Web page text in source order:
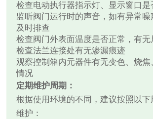
检查电动执行器指示灯、显示窗口是
监听阀门运行时的声音，如有异常
及时排查
检查阀门外表面温度是否正常，有无
检查法兰连接处有无渗漏痕迹
观察控制箱内元器件有无变色、烧焦
情况
定期维护周期：
根据使用环境的不同，建议按照以下
维护：